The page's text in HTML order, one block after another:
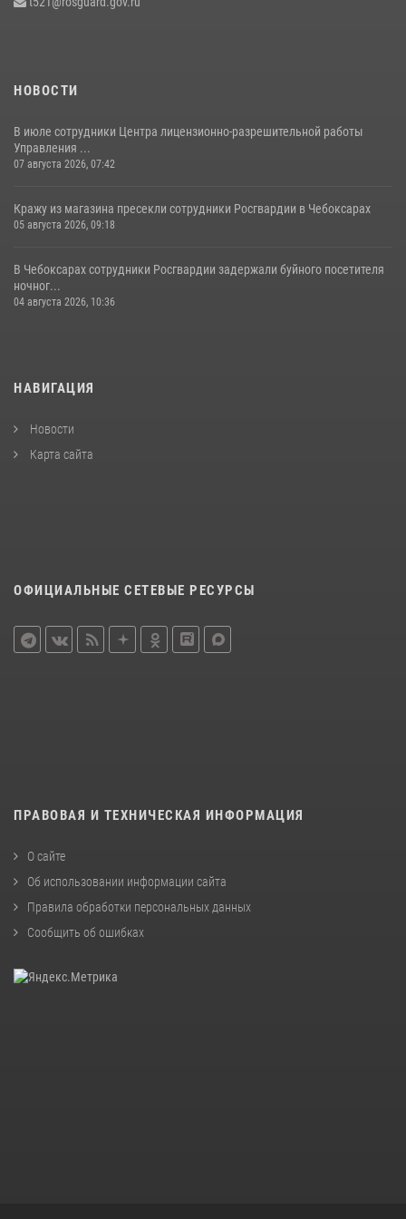
НОВОСТИ
В июле сотрудники Центра лицензионно-разрешительной работы
Управления ...
07 августа 2026, 07:42
Кражу из магазина пресекли сотрудники Росгвардии в Чебоксарах
05 августа 2026, 09:18
В Чебоксарах сотрудники Росгвардии задержали буйного посетителя
ночног...
04 августа 2026, 10:36
НАВИГАЦИЯ
Новости
Карта сайта
ОФИЦИАЛЬНЫЕ СЕТЕВЫЕ РЕСУРСЫ
ПРАВОВАЯ И ТЕХНИЧЕСКАЯ ИНФОРМАЦИЯ
О сайте
Об использовании информации сайта
Правила обработки персональных данных
Сообщить об ошибках